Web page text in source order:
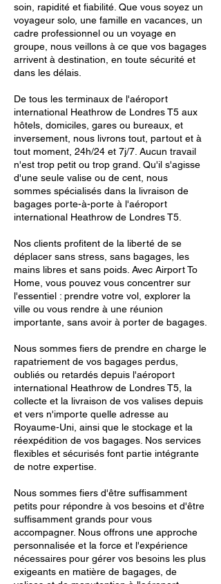
soin, rapidité et fiabilité. Que vous soyez un
voyageur solo, une famille en vacances, un
cadre professionnel ou un voyage en
groupe, nous veillons à ce que vos bagages
arrivent à destination, en toute sécurité et
dans les délais.
De tous les terminaux de l'aéroport
international Heathrow de Londres T5 aux
hôtels, domiciles, gares ou bureaux, et
inversement, nous livrons tout, partout et à
tout moment, 24h/24 et 7j/7. Aucun travail
n'est trop petit ou trop grand. Qu'il s'agisse
d'une seule valise ou de cent, nous
sommes spécialisés dans la livraison de
bagages porte-à-porte à l'aéroport
international Heathrow de Londres T5.
Nos clients profitent de la liberté de se
déplacer sans stress, sans bagages, les
mains libres et sans poids. Avec Airport To
Home, vous pouvez vous concentrer sur
l'essentiel : prendre votre vol, explorer la
ville ou vous rendre à une réunion
importante, sans avoir à porter de bagages.
Nous sommes fiers de prendre en charge le
rapatriement de vos bagages perdus,
oubliés ou retardés depuis l'aéroport
international Heathrow de Londres T5, la
collecte et la livraison de vos valises depuis
et vers n'importe quelle adresse au
Royaume-Uni, ainsi que le stockage et la
réexpédition de vos bagages. Nos services
flexibles et sécurisés font partie intégrante
de notre expertise.
Nous sommes fiers d'être suffisamment
petits pour répondre à vos besoins et d'être
suffisamment grands pour vous
accompagner. Nous offrons une approche
personnalisée et la force et l'expérience
nécessaires pour gérer vos besoins les plus
exigeants en matière de bagages, de